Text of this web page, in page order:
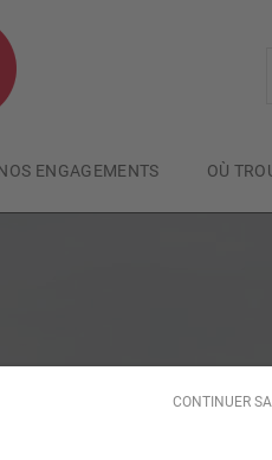
CONTINUER
ENGAGEMENTS OÙ